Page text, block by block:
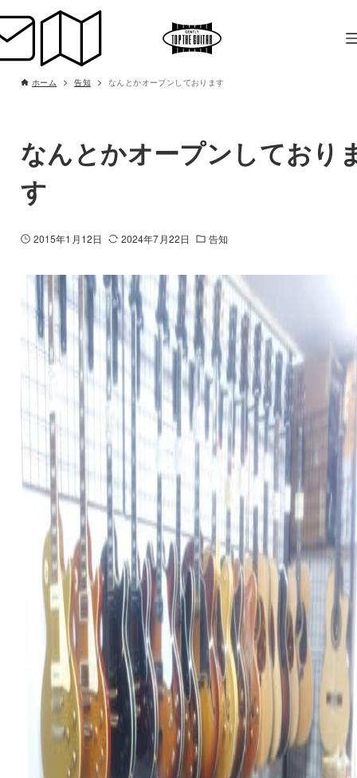
ホーム 告知 なんとかオープンしております
なんとかオープンしており
す
2015年1月12日 2024年7月22日 告知